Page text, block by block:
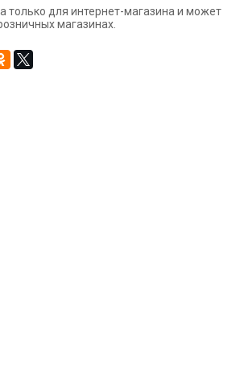
только для интернет-магазина и может
магазинах.